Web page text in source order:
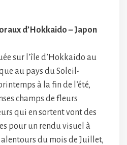
d’Hokkaido – Japon
sur l’île d’Hokkaido au
au pays du Soleil-
à la fin de l’été,
champs de fleurs
qui en sortent vont des
pour un rendu visuel à
du mois de Juillet,